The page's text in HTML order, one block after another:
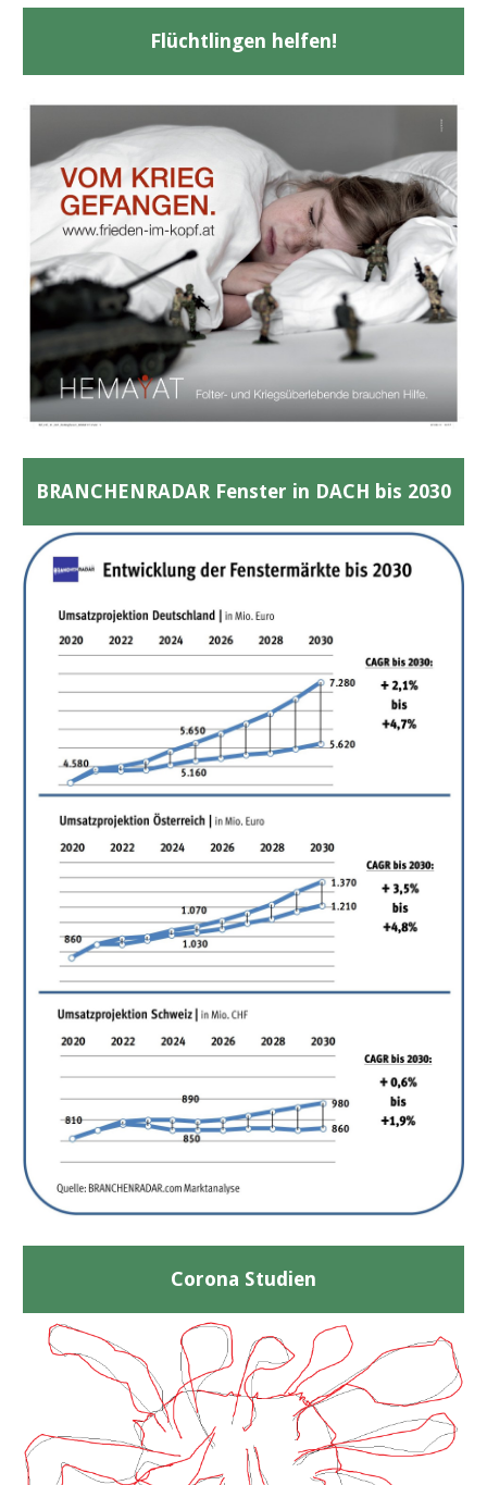
Flüchtlingen helfen!
BRANCHENRADAR Fenster in DACH bis 2030
Corona Studien